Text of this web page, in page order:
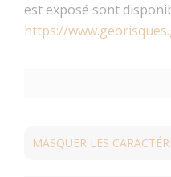
est exposé sont
https://
MASQUER LES